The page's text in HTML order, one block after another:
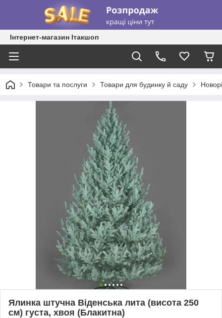
Інтернет-магазин Ітакшоп
Товари та послуги Товари для будинку й саду
Ялинка штучна Віденська лита (висота 250
см) густа, хвоя (Блакитна)